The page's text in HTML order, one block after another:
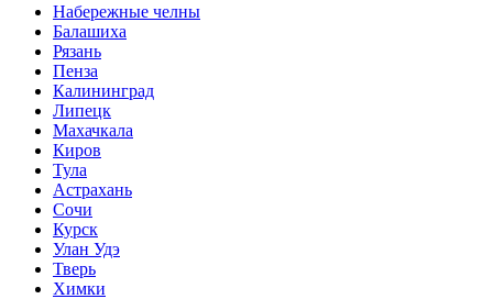
Набережные челны
Балашиха
Рязань
Пенза
Калининград
Липецк
Махачкала
Киров
Тула
Астрахань
Сочи
Курск
Улан Удэ
Тверь
Химки